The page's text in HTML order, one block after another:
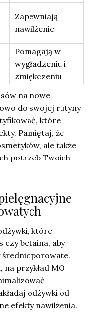
Zapewniają
nawilżenie
Pomagają w
wygładzeniu i
zmiękczeniu
na nowe
do swojej rutyny
które
Pamiętaj, że
ale także
potrzeb Twoich
które
czy betaina, aby
średnioporowate.
przykład MO
odżywki od
efekty nawilżenia.